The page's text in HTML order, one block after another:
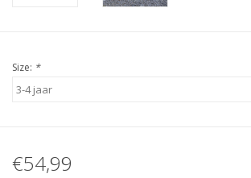
Size: *
€54,99